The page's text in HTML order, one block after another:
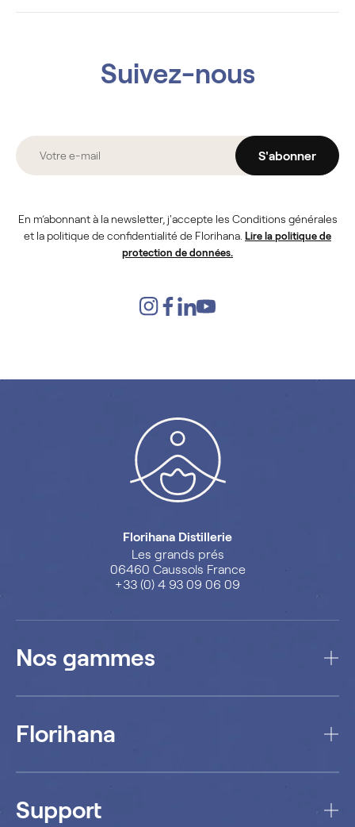
Suivez-nous
S'abonner
En m’abonnant à la newsletter, j'accepte les Conditions générales
et la politique de confidentialité de Florihana. Lire la politique de
protection de données.
Florihana Distillerie
Les grands prés
06460 Caussols France
+33 (0) 4 93 09 06 09
Nos gammes
Florihana
Support